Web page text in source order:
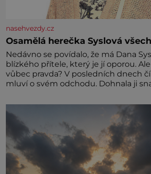
nasehvezdy.cz
Osamělá herečka Syslová
Nedávno se povídalo, že má Dana
blízkého přítele, který je jí oporou.
vůbec pravda? V posledních dnech
mluví o svém odchodu.